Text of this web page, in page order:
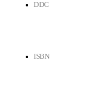
DDC
ISBN